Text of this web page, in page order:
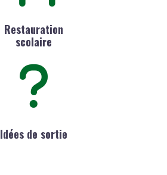
Restauration
scolaire
Idées de sortie